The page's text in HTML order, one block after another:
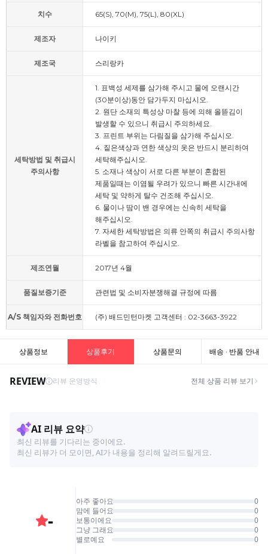
치수 65(S), 70(M), 75(L), 80(XL)
제조자 나이키
제조국 스리랑카
세탁방법 및 취급시
주의사항
1. 표백성 세제를 삼가해 주시고 물에 오랜시간
(30분이상)동안 담가두지 마십시오.
2. 원단 소재의 특성상 마찰 등에 의해 올뜯김이
발생할 수 있으니 취급시 주의하세요.
3. 프린트 부위는 다림질을 삼가해 주십시오.
4. 짙은색상과 연한 색상의 옷은 반드시 분리하여
세탁해주십시오.
5. 소재나 색상이 서로 다른 부분이 혼합된
제품일때는 이염될 우려가 있으니 빠른 시간내에
세탁 및 약하게 탈수 건조해 주십시오.
6. 물이나 땀이 밴 경우에는 신속히 세탁을
해주십시오.
7. 자세한 세탁방법은 의류 안쪽의 취급시 주의사항
라벨을 참고하여 주십시오.
제조연월 2017년 4월
품질보증기준 관련법 및 소비자분쟁해결 규정에 따름
A/S 책임자와 전화번호 (주) 배드민턴마켓 고객센터 : 02-3663-3922
상품정보 상품후기 상품문의 배송 · 반품 안내